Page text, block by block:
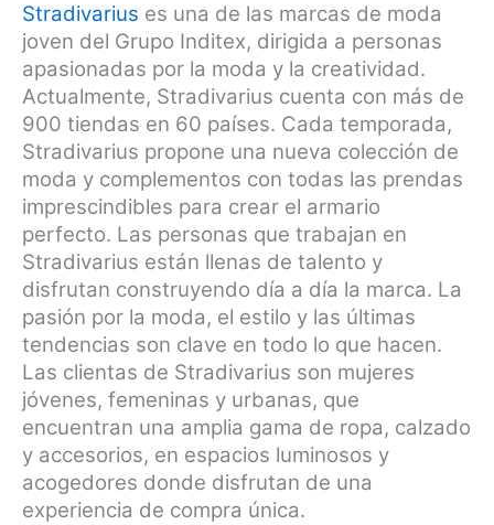
Stradivarius es una de las marcas de moda
joven del Grupo Inditex, dirigida a personas
apasionadas por la moda y la creatividad.
Actualmente, Stradivarius cuenta con más de
900 tiendas en 60 países. Cada temporada,
Stradivarius propone una nueva colección de
moda y complementos con todas las prendas
imprescindibles para crear el armario
perfecto. Las personas que trabajan en
Stradivarius están llenas de talento y
disfrutan construyendo día a día la marca. La
pasión por la moda, el estilo y las últimas
tendencias son clave en todo lo que hacen.
Las clientas de Stradivarius son mujeres
jóvenes, femeninas y urbanas, que
encuentran una amplia gama de ropa, calzado
y accesorios, en espacios luminosos y
acogedores donde disfrutan de una
experiencia de compra única.